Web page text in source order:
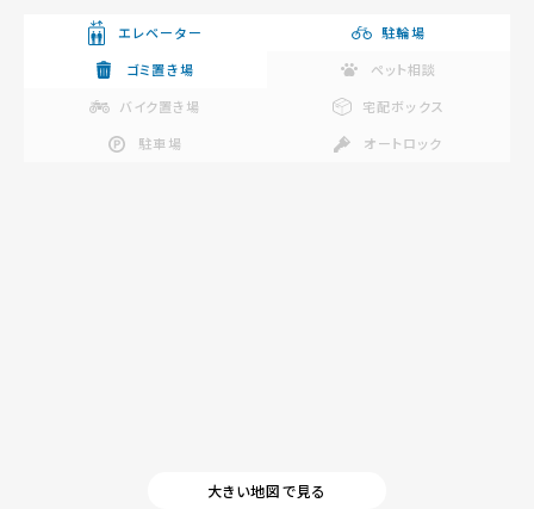
エレベーター
駐輪場
ゴミ置き場
ペット相談
バイク置き場
宅配ボックス
駐車場
オートロック
大きい地図で見る